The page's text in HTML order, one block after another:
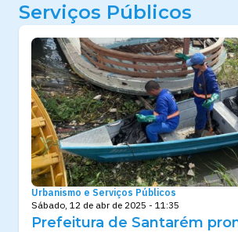
Serviços Públicos
Urbanismo e Serviços Públicos
Sábado, 12 de abr de 2025 - 11:35
Prefeitura de Santarém